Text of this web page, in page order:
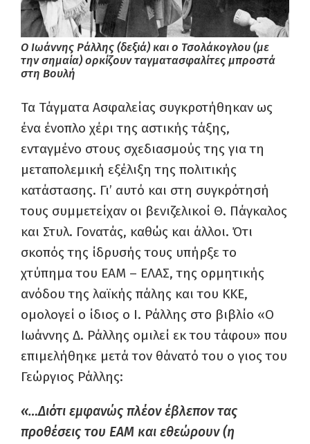
Ο Ιωάννης Ράλλης (δεξιά) και ο Τσολάκογλου (με
την σημαία) ορκίζουν ταγματασφαλίτες μπροστά
στη Βουλή
Τα Τάγματα Ασφαλείας συγκροτήθηκαν ως
ένα ένοπλο χέρι της αστικής τάξης,
ενταγμένο στους σχεδιασμούς της για τη
μεταπολεμική εξέλιξη της πολιτικής
κατάστασης. Γι’ αυτό και στη συγκρότησή
τους συμμετείχαν οι βενιζελικοί Θ. Πάγκαλος
και Στυλ. Γονατάς, καθώς και άλλοι. Ότι
σκοπός της ίδρυσής τους υπήρξε το
χτύπημα του ΕΑΜ – ΕΛΑΣ, της ορμητικής
ανόδου της λαϊκής πάλης και του ΚΚΕ,
ομολογεί ο ίδιος ο Ι. Ράλλης στο βιβλίο «Ο
Ιωάννης Δ. Ράλλης ομιλεί εκ του τάφου» που
επιμελήθηκε μετά τον θάνατό του ο γιος του
Γεώργιος Ράλλης:
«…Διότι εμφανώς πλέον έβλεπον τας
προθέσεις του ΕΑΜ και εθεώρουν (η